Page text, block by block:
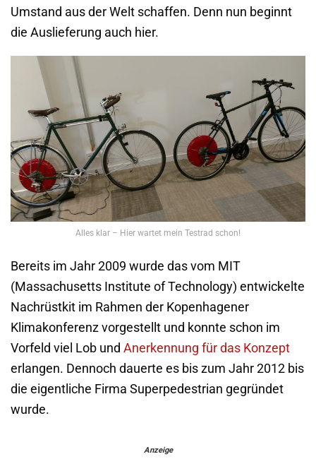
Umstand aus der Welt schaffen. Denn nun beginnt
die Auslieferung auch hier.
Alles klar – Hier wartet mein Testrad schon!
Bereits im Jahr 2009 wurde das vom MIT
(Massachusetts Institute of Technology) entwickelte
Nachrüstkit im Rahmen der Kopenhagener
Klimakonferenz vorgestellt und konnte schon im
Vorfeld viel Lob und Anerkennung für das Konzept
erlangen. Dennoch dauerte es bis zum Jahr 2012 bis
die eigentliche Firma Superpedestrian gegründet
wurde.
Anzeige